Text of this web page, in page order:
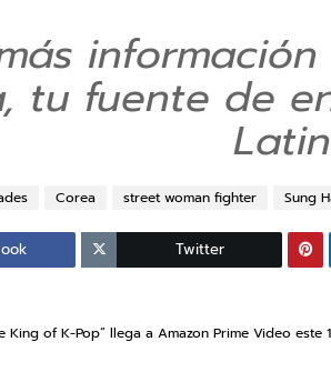
tu fuente de
Corea street woman fighter Sung
Twitter
King of K-Pop” llega a Amazon Prime Video este